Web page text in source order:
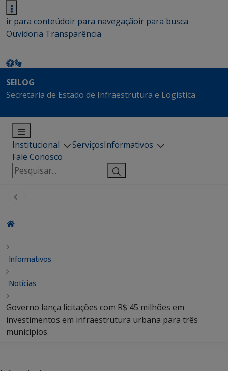
ir para conteúdoir para navegaçãoir para busca
Ouvidoria Transparência
SEILOG
Secretaria de Estado de Infraestrutura e Logística
Institucional ServiçosInformativos
Fale Conosco
Pesquisar
por:
Informativos
Notícias
Governo lança licitações com R$ 45 milhões em
investimentos em infraestrutura urbana para três
municípios